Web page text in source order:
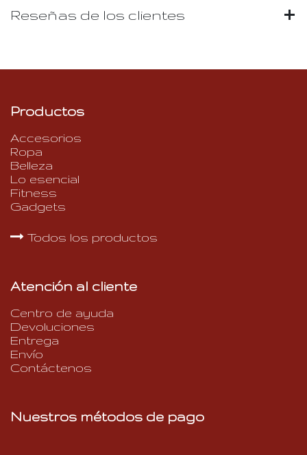
Reseñas de los clientes
Productos
Accesorios
Ropa
Belleza
Lo esencial
Fitness
Gadgets
Todos los productos
Atención al cliente
Centro de ayuda
Devoluciones
Entrega
Envío
Contáctenos
Nuestros métodos de pago